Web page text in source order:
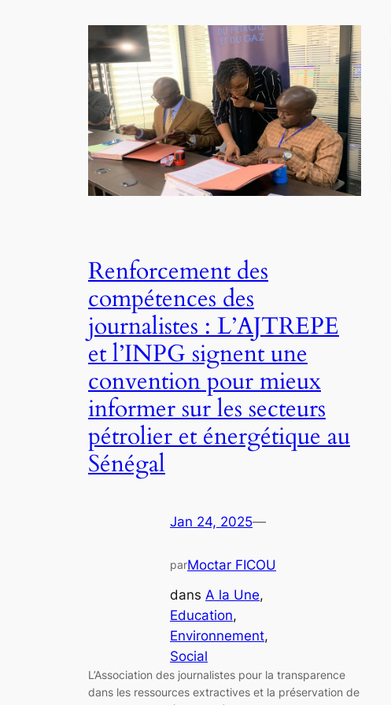
Renforcement des
compétences des
journalistes : L’AJTREPE
et l’INPG signent une
convention pour mieux
informer sur les secteurs
pétrolier et énergétique au
Sénégal
Jan 24, 2025—
parMoctar FICOU
dans A la Une
Education
Environnement
Social
L’Association des journalistes pour la transparence
dans les ressources extractives et la préservation de